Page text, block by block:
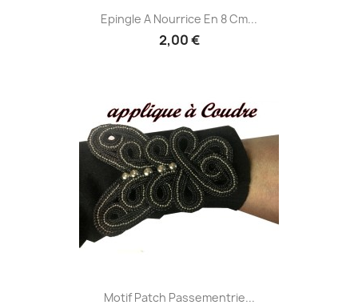
Epingle A Nourrice En 8 Cm...
2,00 €
Motif Patch Passementrie...